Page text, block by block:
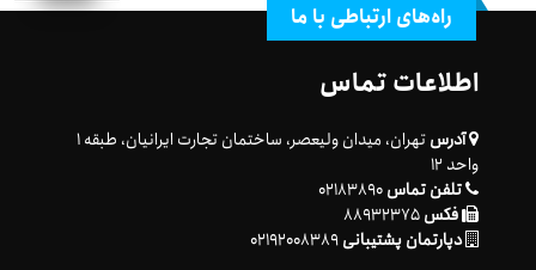
راه‌های ارتباطی با ما
اطلاعات تماس
آدرس
تهران، میدان ولیعصر، ساختمان تجارت ایرانیان، طبقه ۱
واحد ۱۲
تلفن تماس۰۲۱۸۳۸۹۰
فکس۸۸۹۳۲۳۷۵
دپارتمان پشتیبانی۰۲۱۹۲۰۰۸۳۸۹